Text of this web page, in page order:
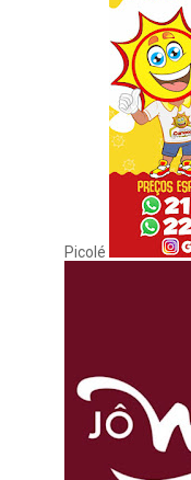
Picolé